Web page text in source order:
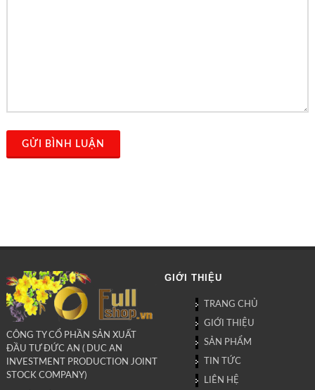
GỬI BÌNH LUẬN
CÔNG TY CỔ PHẦN SẢN XUẤT
ĐẦU TƯ ĐỨC AN ( DUC AN
INVESTMENT PRODUCTION JOINT
STOCK COMPANY)
GIỚI THIỆU
TRANG CHỦ
GIỚI THIỆU
SẢN PHẨM
TIN TỨC
LIÊN HỆ